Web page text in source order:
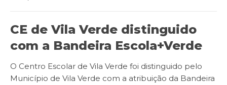
CE de Vila Verde distinguido
com a Bandeira Escola+Verde
O Centro Escolar de Vila Verde foi distinguido pelo
Município de Vila Verde com a atribuição da Bandeira